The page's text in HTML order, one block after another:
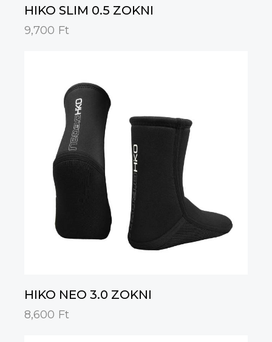
HIKO SLIM 0.5 ZOKNI
9,700 Ft
HIKO NEO 3.0 ZOKNI
8,600 Ft